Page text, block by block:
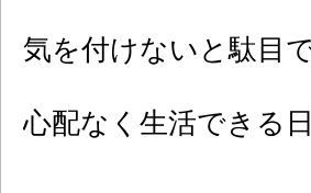
気を付けないと駄目
心配なく生活できる